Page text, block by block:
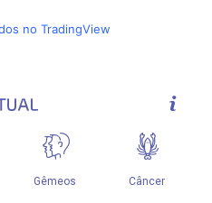
no TradingView